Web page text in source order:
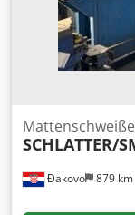
Đakovo 879 km
SCHLATTER/